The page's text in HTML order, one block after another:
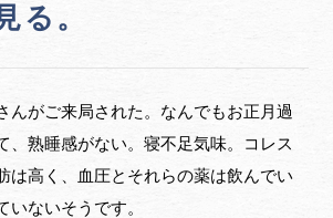
る。
んがご来局された。なんでもお正月過
、熟睡感がない。寝不足気味。コレス
は高く、血圧とそれらの薬は飲んでい
いないそうです。